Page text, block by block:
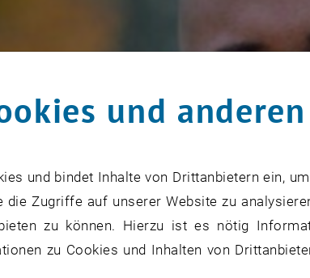
und
und bindet Inhalte von Drittanbietern ein,
Zugriffe auf unserer Website zu
zu können. Hierzu ist es nötig
zu Cookies und Inhalten von